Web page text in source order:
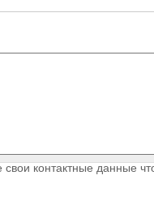
контактные данные